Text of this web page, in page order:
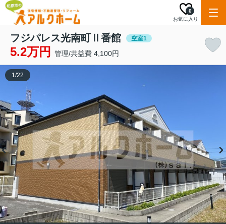
お気に入り
0
フジパレス光南町Ⅱ番館 空室1
5.2万円 管理/共益費 4,100円
1/22